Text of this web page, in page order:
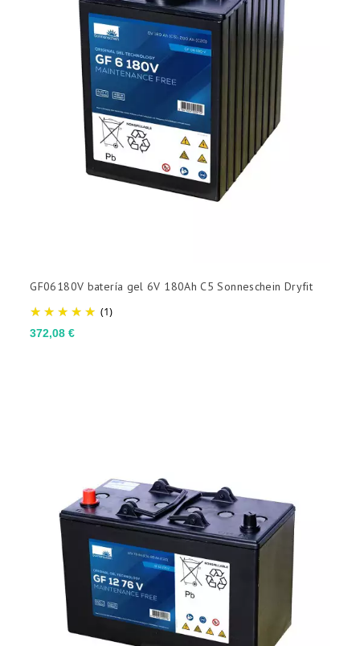
(1)
Precio
372,08 €
GF06180V batería gel 6V 180Ah C5 Sonneschein Dryfit